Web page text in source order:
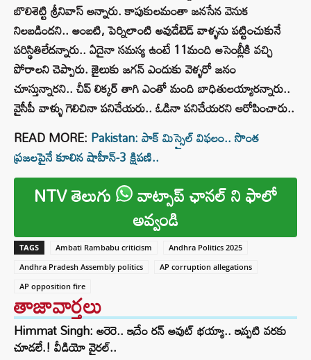
బొలిశెట్టి శ్రీనివాస్ అన్నారు. కాపుకులమంతా జనసేన వెనుక
నిలబడిందని.. అంబటి, పెర్నిలాంటి అవుడేటెడ్ వాళ్ళను పట్టించుకునే
పరిస్థితిలేదన్నారు.. ఏదైనా సమస్య ఉంటే 11మంది అసెంబ్లీకి వచ్చి
పోరాలని చెప్పారు. జైలుకు జగన్ ఎందుకు వెళ్ళరో జనం
చూస్తున్నారని.. చీప్ లిక్కర్ తాగి ఎంతో మంది బాధితులయ్యారన్నారు..
వైసీపీ వాళ్ళు గెలిచినా పనిచేయరు.. ఓడినా పనిచేయరని ఆరోపించారు..
READ MORE: Pakistan: పాక్ మిస్సైల్ విఫలం.. సొంత
ప్రజలపైనే కూలిన షాహీన్-3 క్షిపణి..
NTV తెలుగు వాట్సాప్ ఛానల్ ని ఫాలో
అవ్వండి
TAGS Ambati Rambabu criticism
Andhra Politics 2025
Andhra Pradesh Assembly politics
AP corruption allegations
AP opposition fire
తాజావార్తలు
Himmat Singh: అరెరె.. ఇదేం రన్ అవుట్ భయ్యా.. ఇప్పటి వరకు
చూడలే.! వీడియో వైరల్..